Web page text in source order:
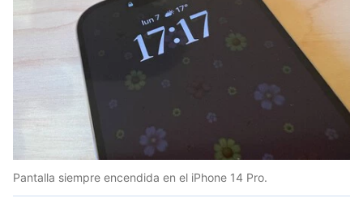
Pantalla siempre encendida en el iPhone 14 Pro.